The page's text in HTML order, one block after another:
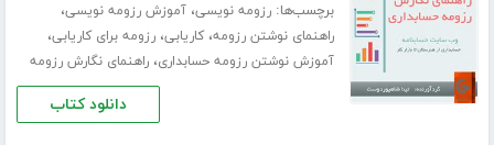
برچسب‌ها:رزومه نویسی،آموزش رزومه نویسی،
راهنمای نوشتن رزومه،کاریابی،رزومه برای کاریابی،
آموزش نوشتن رزومه حسابداری،راهنمای نگارش رزومه
دانلود کتاب